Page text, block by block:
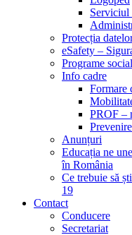
Serviciul
Protecția
eSafety –
Programe
Info cadre
Formare
PROF –
Anunțuri
Educația ne
în România
Ce trebuie să
19
Contact
Conducere
Secretariat